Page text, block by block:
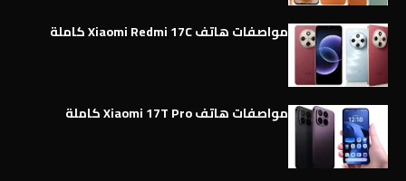
مواصفات هاتف Xiaomi Redmi 17C كاملة
مواصفات هاتف Xiaomi 17T Pro كاملة